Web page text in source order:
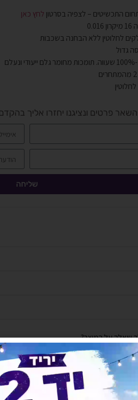
התכשיטים – לצפיה בסרטון לחץ כאן
לחלוטין ללא הבחנה בשכבות
גדול
פרטים ונציגנו יחזרו אליך בהקדם
שליחה
שאלה על המוצר?
ונציגנו יחזרו אליך בהקדם!